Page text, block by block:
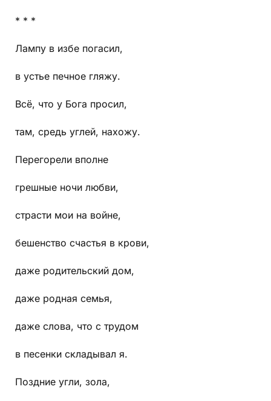
* * *
Лампу в избе погасил,
в устье печное гляжу.
Всё, что у Бога просил,
там, средь углей, нахожу.
Перегорели вполне
грешные ночи любви,
страсти мои на войне,
бешенство счастья в крови,
даже родительский дом,
даже родная семья,
даже слова, что с трудом
в песенки складывал я.
Поздние угли, зола,